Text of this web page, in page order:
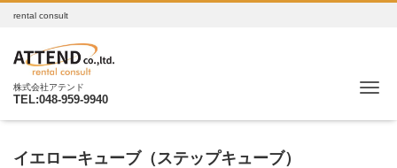
rental consult
株式会社アテンド
TEL:048-959-9940
イエローキューブ（ステップキューブ）